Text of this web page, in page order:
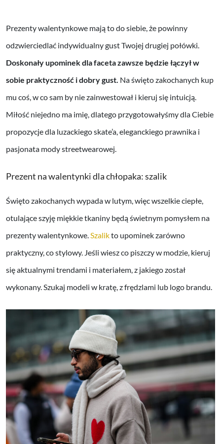
Prezenty walentynkowe mają to do siebie, że powinny
odzwierciedlać indywidualny gust Twojej drugiej połówki.
Doskonały upominek dla faceta zawsze będzie łączył w
sobie praktyczność i dobry gust. Na święto zakochanych kup
mu coś, w co sam by nie zainwestował i kieruj się intuicją.
Miłość niejedno ma imię, dlatego przygotowałyśmy dla Ciebie
propozycje dla luzackiego skate’a, eleganckiego prawnika i
pasjonata mody streetwearowej.
Prezent na walentynki dla chłopaka: szalik
Święto zakochanych wypada w lutym, więc wszelkie ciepłe,
otulające szyję miękkie tkaniny będą świetnym pomysłem na
prezenty walentynkowe.Szalikto upominek zarówno
praktyczny, co stylowy. Jeśli wiesz co piszczy w modzie, kieruj
się aktualnymi trendami i materiałem, z jakiego został
wykonany. Szukaj modeli w kratę, z frędzlami lub logo brandu.